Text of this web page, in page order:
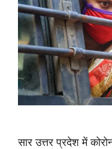
सार उत्तर प्रदेश में